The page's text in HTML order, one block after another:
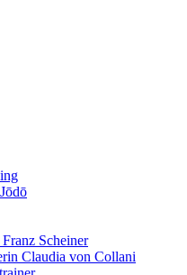
Scheiner
Claudia von Collani